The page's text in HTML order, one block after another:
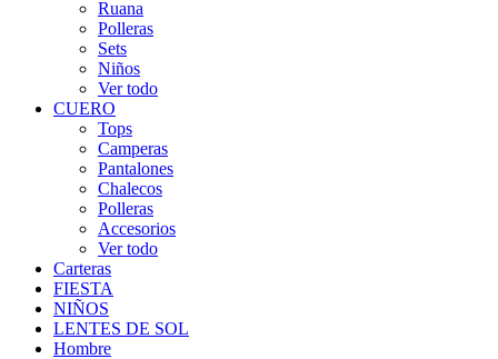
Ruana
Polleras
Sets
Niños
Ver todo
CUERO
Tops
Camperas
Pantalones
Chalecos
Polleras
Accesorios
Ver todo
Carteras
FIESTA
NIÑOS
LENTES DE SOL
Hombre